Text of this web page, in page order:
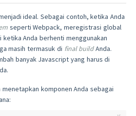
ideal. Sebagai contoh, ketika Anda
seperti Webpack, meregistrasi global
Anda berhenti menggunakan
masih termasuk di final buildAnda.
banyak Javascript yang harus di
menetapkan komponen Anda sebagai